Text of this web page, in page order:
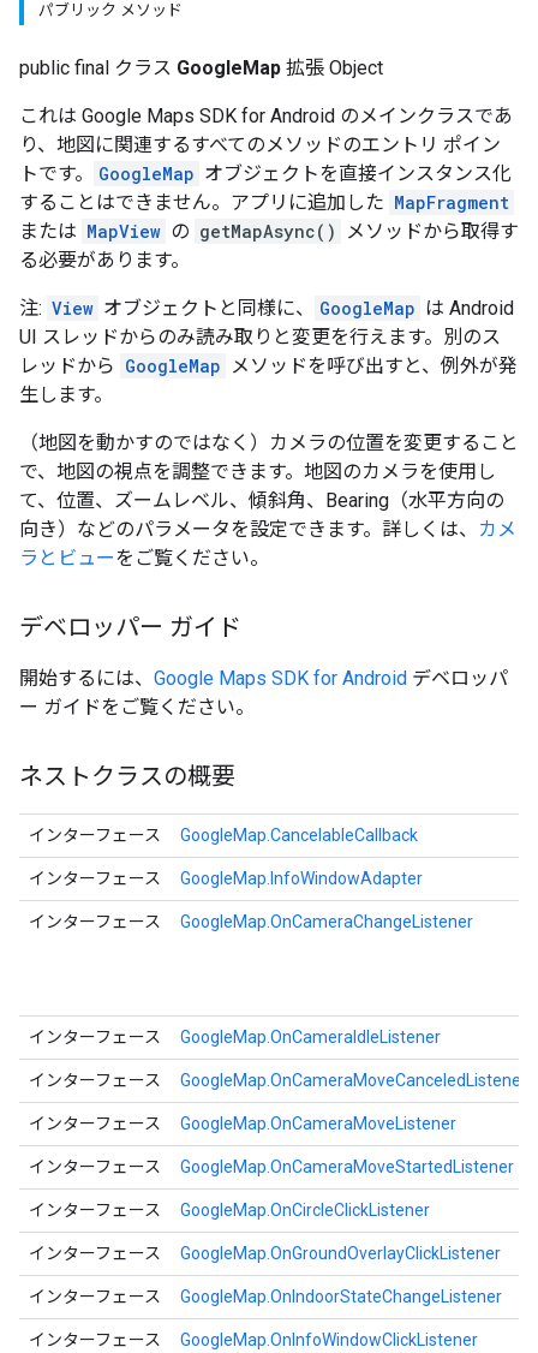
パブリック メソッド
public final クラス GoogleMap 拡張 Object
これは Google Maps SDK for Android のメインクラスであ
り、地図に関連するすべてのメソッドのエントリ ポイン
トです。
GoogleMap オブジェクトを直接インスタンス化
することはできません。アプリに追加した MapFragment
または MapView の getMapAsync()
メソッドから取得す
る必要があります。
注: View オブジェクトと同様に、 GoogleMap は Android
UI スレッドからのみ読み取りと変更を行えます。別のス
レッドから GoogleMap メソッドを呼び出すと、例外が発
生します。
（地図を動かすのではなく）カメラの位置を変更すること
で、地図の視点を調整できます。地図のカメラを使用し
て、位置、ズームレベル、傾斜角、Bearing（水平方向の
向き）などのパラメータを設定できます。詳しくは、
カメ
ラとビューをご覧ください。
デベロッパー ガイド
開始するには、 Google Maps SDK for Android デベロッパ
ー ガイドをご覧ください。
ネストクラスの概要
インターフェース GoogleMap.CancelableCallback
インターフェース GoogleMap.InfoWindowAdapter
インターフェース GoogleMap.OnCameraChangeListener
インターフェース GoogleMap.OnCameraIdleListener
インターフェース GoogleMap.OnCameraMoveCanceledListener
インターフェース GoogleMap.OnCameraMoveListener
インターフェース GoogleMap.OnCameraMoveStartedListener
インターフェース GoogleMap.OnCircleClickListener
インターフェース GoogleMap.OnGroundOverlayClickListener
インターフェース GoogleMap.OnIndoorStateChangeListener
インターフェース GoogleMap.OnInfoWindowClickListener